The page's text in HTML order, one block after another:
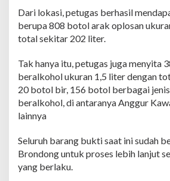
e
t
d
a
k
Dari lokasi, petugas berhasil
berupa 808 botol arak oplosan
total sekitar 202 liter.
Tak hanya itu, petugas juga menyita
beralkohol ukuran 1,5 liter dengan
20 botol bir, 156 botol berbagai
beralkohol, di antaranya Anggur
lainnya
Seluruh barang bukti saat ini sudah
Brondong untuk proses lebih lanjut
yang berlaku.